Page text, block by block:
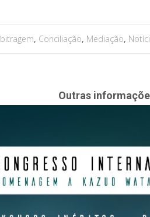
, Conciliação, Mediação,
Outras